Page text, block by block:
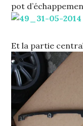
pot
Et la partie